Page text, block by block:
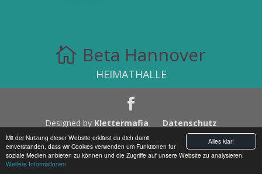
Alles klar!
Mit der Nutzung dieser Website erklärst du dich damit
einverstanden, dass wir Cookies verwenden um Funktionen für
soziale Medien anbieten zu können und die Zugriffe auf unsere Website zu analysieren.
Weitere Informationen
 Beta Hannover
HEIMATHALLE
Designed by Klettermafia
Datenschutz
Impressum